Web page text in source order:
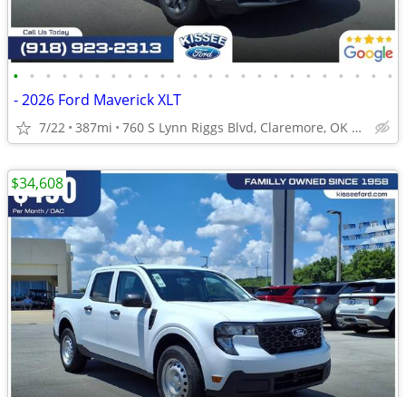
• • • • • • • • • • • • • • • • • • • • • • • •
- 2026 Ford Maverick XLT
7/22 387mi 760 S Lynn Riggs Blvd, Claremore, OK 74017
$34,608